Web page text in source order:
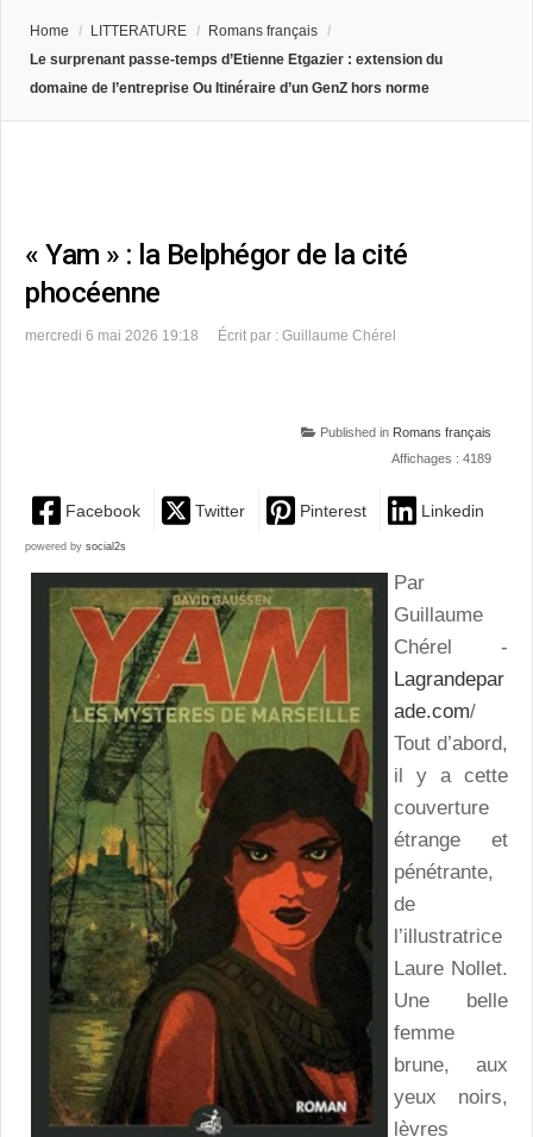
Home / LITTERATURE / Romans français /
Le surprenant passe-temps d’Etienne Etgazier : extension du
domaine de l’entreprise Ou Itinéraire d’un GenZ hors norme
« Yam » : la Belphégor de la cité
phocéenne
mercredi 6 mai 2026 19:18 Écrit par : Guillaume Chérel
Published in Romans français
Affichages : 4189
Facebook Twitter Pinterest Linkedin
powered by social2s
Par
Guillaume
Chérel -
Lagrandepar
ade.com/
Tout d’abord,
il y a cette
couverture
étrange et
pénétrante,
de
l’illustratrice
Laure Nollet.
Une belle
femme
brune, aux
yeux noirs,
lèvres